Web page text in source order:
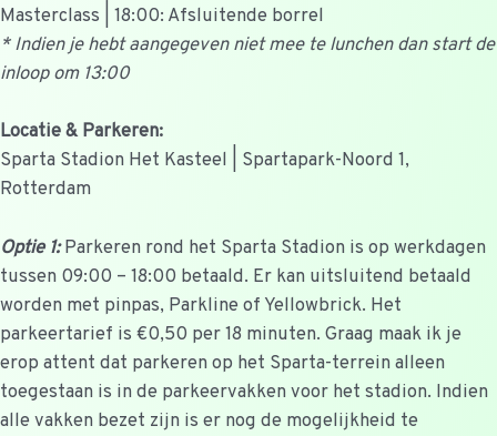
Masterclass | 18:00: Afsluitende borrel
* Indien je hebt aangegeven niet mee te lunchen dan start de
inloop om 13:00
Locatie & Parkeren:
Sparta Stadion Het Kasteel | Spartapark-Noord 1,
Rotterdam
Optie 1: Parkeren rond het Sparta Stadion is op werkdagen
tussen 09:00 – 18:00 betaald. Er kan uitsluitend betaald
worden met pinpas, Parkline of Yellowbrick. Het
parkeertarief is €0,50 per 18 minuten. Graag maak ik je
erop attent dat parkeren op het Sparta-terrein alleen
toegestaan is in de parkeervakken voor het stadion. Indien
alle vakken bezet zijn is er nog de mogelijkheid te